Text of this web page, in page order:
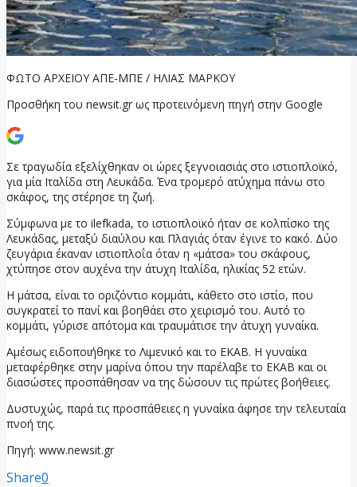
ΦΩΤΟ ΑΡΧΕΙΟΥ ΑΠΕ-ΜΠΕ / ΗΛΙΑΣ ΜΑΡΚΟΥ
Προσθήκη του newsit.gr ως προτεινόμενη πηγή στην Google
Σε τραγωδία εξελίχθηκαν οι ώρες ξεγνοιασιάς στο ιστιοπλοϊκό,
για μία Ιταλίδα στη Λευκάδα. Ένα τρομερό ατύχημα πάνω στο
σκάφος, της στέρησε τη ζωή.
Σύμφωνα με το ilefkada, το ιστιοπλοϊκό ήταν σε κολπίσκο της
Λευκάδας, μεταξύ διαύλου και Πλαγιάς όταν έγινε το κακό. Δύο
ζευγάρια έκαναν ιστιοπλοΐα όταν η «μάτσα» του σκάφους,
χτύπησε στον αυχένα την άτυχη Ιταλίδα, ηλικίας 52 ετών.
Η μάτσα, είναι το οριζόντιο κομμάτι, κάθετο στο ιστίο, που
συγκρατεί το πανί και βοηθάει στο χειρισμό του. Αυτό το
κομμάτι, γύρισε απότομα και τραυμάτισε την άτυχη γυναίκα.
Αμέσως ειδοποιήθηκε το Λιμενικό και το ΕΚΑΒ. Η γυναίκα
μεταφέρθηκε στην μαρίνα όπου την παρέλαβε το ΕΚΑΒ και οι
διασώστες προσπάθησαν να της δώσουν τις πρώτες βοήθειες.
Δυστυχώς, παρά τις προσπάθειες η γυναίκα άφησε την τελευταία
πνοή της.
Πηγή: www.newsit.gr
Share0